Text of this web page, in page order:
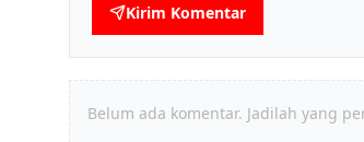
Kirim Komentar
Belum ada komentar. Jadilah yang